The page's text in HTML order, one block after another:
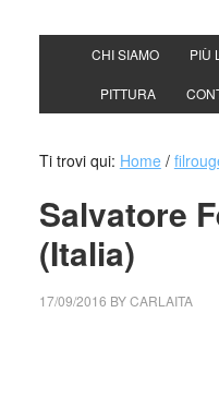
CHI SIAMO PIÙ
PITTURA
Ti trovi qui: Home /
Salvatore
(Italia)
17/09/2016 BYCARLAITA